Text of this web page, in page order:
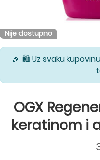
Nije dostupno
🎉 🛍️ Uz svaku
OGX
keratinom i